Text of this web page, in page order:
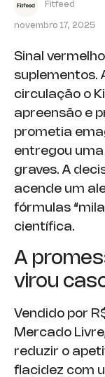
Fitfeed
novembro 17, 2025
Sinal
suplementos.
circulação o
apreensão e
prometia
entregou
graves. A
acende um
fórmulas
científica.
A
virou
Vendido por
Mercado
reduzir o
flacidez com